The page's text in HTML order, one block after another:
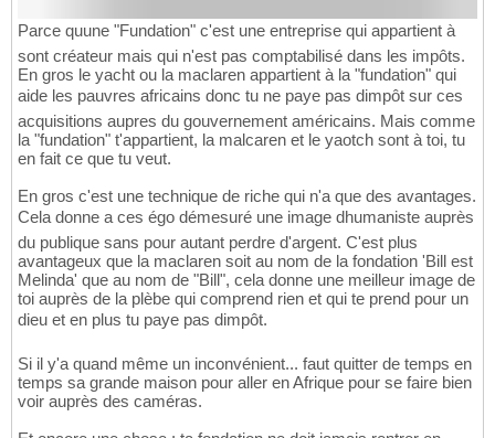
Parce quune "Fundation" c'est une entreprise qui appartient à
sont créateur mais qui n'est pas comptabilisé dans les impôts.
En gros le yacht ou la maclaren appartient à la "fundation" qui
aide les pauvres africains donc tu ne paye pas dimpôt sur ces
acquisitions aupres du gouvernement américains. Mais comme
la "fundation" t'appartient, la malcaren et le yaotch sont à toi, tu
en fait ce que tu veut.
En gros c'est une technique de riche qui n'a que des avantages.
Cela donne a ces égo démesuré une image dhumaniste auprès
du publique sans pour autant perdre d'argent. C'est plus
avantageux que la maclaren soit au nom de la fondation 'Bill est
Melinda' que au nom de "Bill", cela donne une meilleur image de
toi auprès de la plèbe qui comprend rien et qui te prend pour un
dieu et en plus tu paye pas dimpôt.
Si il y'a quand même un inconvénient... faut quitter de temps en
temps sa grande maison pour aller en Afrique pour se faire bien
voir auprès des caméras.